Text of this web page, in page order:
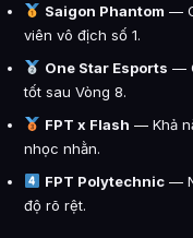
Saigon Phantom —
viên vô địch số 1.
One Star Esports —
tốt sau Vòng 8.
FPT x Flash — Khả
nhọc nhằn.
FPT Polytechnic—
độ rõ rệt.